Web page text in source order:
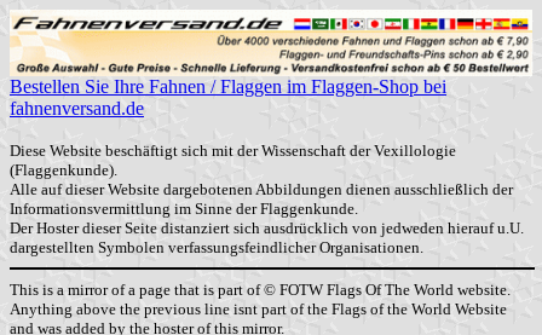
Bestellen Sie Ihre Fahnen / Flaggen im Flaggen-Shop bei
fahnenversand.de
Diese Website beschäftigt sich mit der Wissenschaft der Vexillologie
(Flaggenkunde).
Alle auf dieser Website dargebotenen Abbildungen dienen ausschließlich der
Informationsvermittlung im Sinne der Flaggenkunde.
Der Hoster dieser Seite distanziert sich ausdrücklich von jedweden hierauf u.U.
dargestellten Symbolen verfassungsfeindlicher Organisationen.
This is a mirror of a page that is part of © FOTW Flags Of The World website.
Anything above the previous line isnt part of the Flags of the World Website
and was added by the hoster of this mirror.